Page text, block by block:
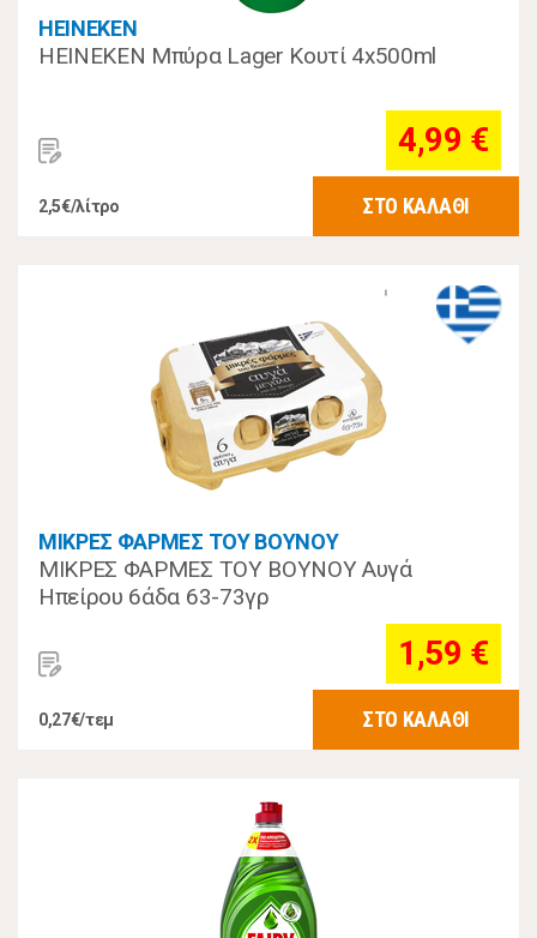
HEINEKEN
HEINEKEN Μπύρα Lager Κουτί 4x500ml
4,99 €
2,5€/λίτρο ΣΤΟ ΚΑΛΑΘΙ
ΜΙΚΡΕΣ ΦΑΡΜΕΣ ΤΟΥ ΒΟΥΝΟΥ
ΜΙΚΡΕΣ ΦΑΡΜΕΣ ΤΟΥ ΒΟΥΝΟΥ Αυγά
Ηπείρου 6άδα 63-73γρ
1,59 €
0,27€/τεμ ΣΤΟ ΚΑΛΑΘΙ